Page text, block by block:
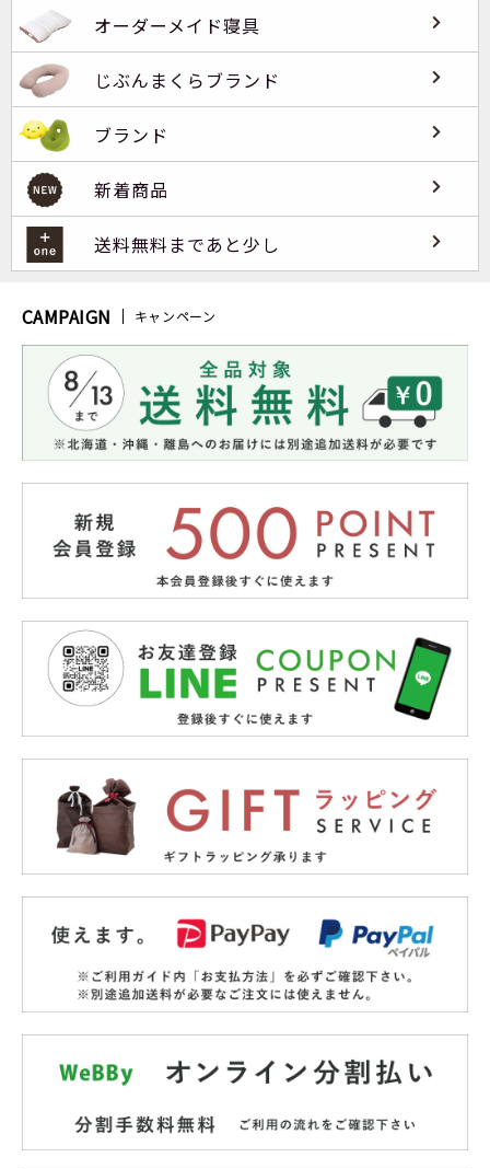
オーダーメイド寝具
じぶんまくらブランド
ブランド
新着商品
送料無料まであと少し
CAMPAIGN キャンペーン